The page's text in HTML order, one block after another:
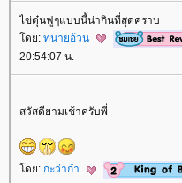
ไข่ตุ๋นฟูๆแบบนี้น่ากินที่สุดคราบ
ดย: ทนายอ้วน
20:54:07 น.
สวัสดียามเช้าครับพี่
ดย: กะว่าก๋า